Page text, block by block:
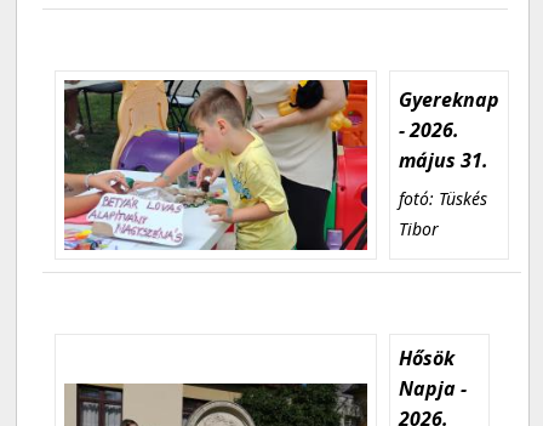
Gyereknap
- 2026.
május 31.
fotó: Tüskés
Tibor
Hősök
Napja -
2026.